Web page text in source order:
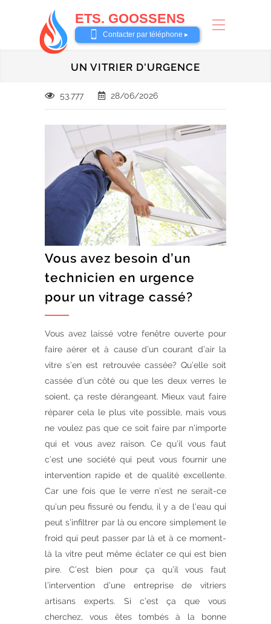
ETS. GOOSSENS
0485 58 62 32
Contacter par téléphone ▸
UN VITRIER D'URGENCE
53.777 28/06/2026
Vous avez besoin d’un
technicien en urgence
pour un vitrage cassé?
Vous avez laissé votre fenêtre ouverte pour
faire aérer et à cause d’un courant d’air la
vitre s’en est retrouvée cassée? Qu’elle soit
cassée d’un côté ou que les deux verres le
soient, ça reste dérangeant. Mieux vaut faire
réparer cela le plus vite possible, mais vous
ne voulez pas que ce soit faire par n’importe
qui et vous avez raison. Ce qu’il vous faut
c’est une société qui peut vous fournir une
intervention rapide et de qualité excellente.
Car une fois que le verre n’est ne serait-ce
qu’un peu fissuré ou fendu, il y a de l’eau qui
peut s’infiltrer par là ou encore simplement le
froid qui peut passer par là et à ce moment-
là la vitre peut même éclater ce qui est bien
pire. C’est bien pour ça qu’il vous faut
l’intervention d’une entreprise de vitriers
artisans experts. Si c’est ça que vous
cherchez, vous êtes tombés à la bonne